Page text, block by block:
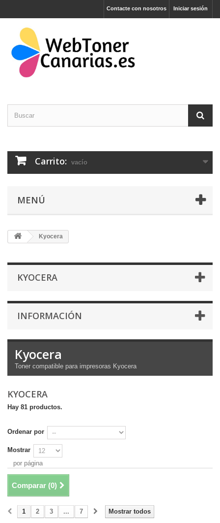
Iniciar sesión
Contacte con nosotros
Carrito: vacío
MENÚ
Kyocera
KYOCERA
INFORMACIÓN
Kyocera
Toner compatible para impresoras Kyocera
KYOCERA
Hay 81 productos.
Ordenar por
Mostrar
por página
Comparar (0)
Mostrar todos
1 2 3 ... 7